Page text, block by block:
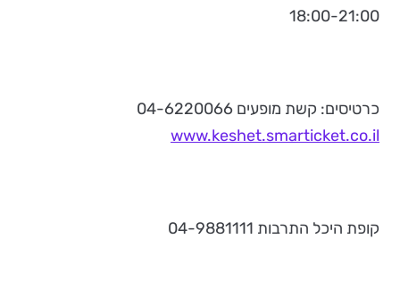
18:00-21:00
כרטיסים: קשת מופעים 04-6220066
www.keshet.smarticket.co.il
קופת היכל התרבות 04-9881111